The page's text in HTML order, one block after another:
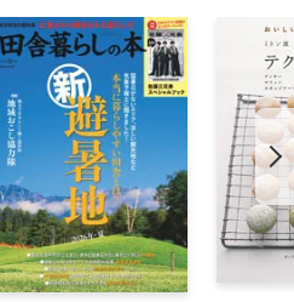
とっての常識・非常識
野を広げ視野を十分に使えるよ
ル・アイ」で目の健康に意識を
ル機器による目のダメージを最
う「息を止めない全身体操」
コツコツ続ける目にいいウオー